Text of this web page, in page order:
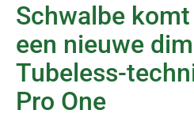
Schwalbe
een nieuwe
Tubeless-
Pro One